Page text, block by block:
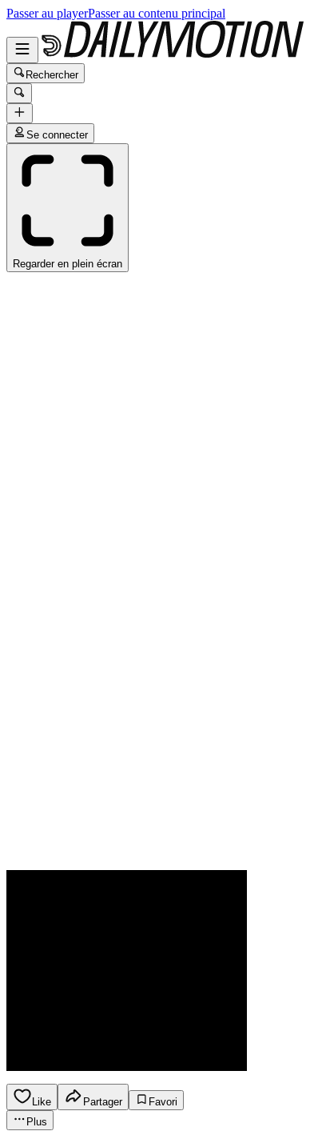
Passer au playerPasser au contenu principal
Rechercher
Se connecter
Regarder en plein écran
Like Partager
Favori
Plus